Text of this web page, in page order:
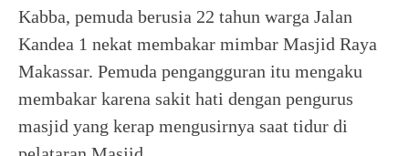
Kabba, pemuda berusia 22 tahun warga Jalan
Kandea 1 nekat membakar mimbar Masjid Raya
Makassar. Pemuda pengangguran itu mengaku
membakar karena sakit hati dengan pengurus
masjid yang kerap mengusirnya saat tidur di